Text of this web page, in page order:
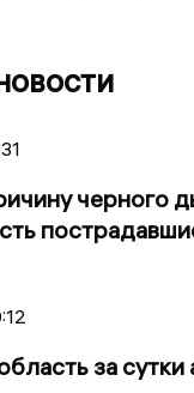
черного
за сутки